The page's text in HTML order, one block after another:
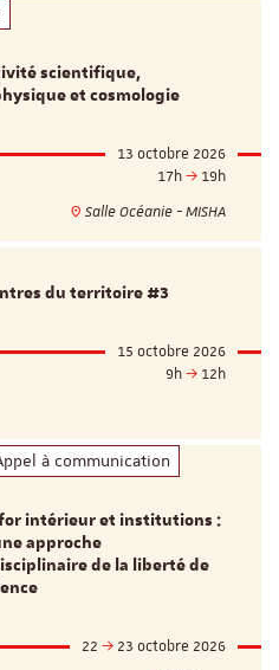
scientifique,
et cosmologie
13 octobre 2026
17h
19h
Salle Océanie - MISHA
du territoire #3
15 octobre 2026
9h
12h
à communication
intérieur et institutions :
approche
de la liberté de
22
23 octobre 2026